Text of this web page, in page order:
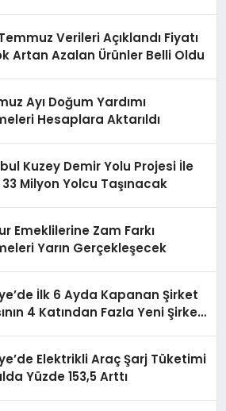
Verileri Açıklandı Fiyatı
Artan Azalan Ürünler Belli Oldu
Ayı Doğum Yardımı
Hesaplara Aktarıldı
Kuzey Demir Yolu Projesi İle
33 Milyon Yolcu Taşınacak
Emeklilerine Zam Farkı
Yarın Gerçekleşecek
İlk 6 Ayda Kapanan Şirket
4 Katından Fazla Yeni Şirket
Elektrikli Araç Şarj Tüketimi
Yüzde 153,5 Arttı